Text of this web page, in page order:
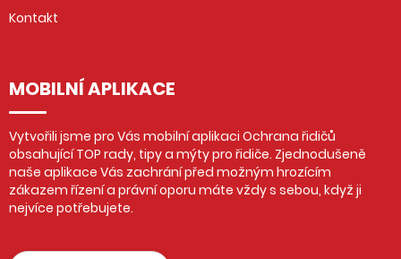
Kontakt
MOBILNÍ APLIKACE
Vytvořili jsme pro Vás mobilní aplikaci Ochrana řidičů
obsahující TOP rady, tipy a mýty pro řidiče. Zjednodušeně
naše aplikace Vás zachrání před možným hrozícím
zákazem řízení a právní oporu máte vždy s sebou, když ji
nejvíce potřebujete.